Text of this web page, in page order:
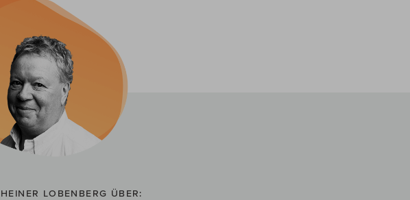
HEINER LOBENBERG ÜBER: